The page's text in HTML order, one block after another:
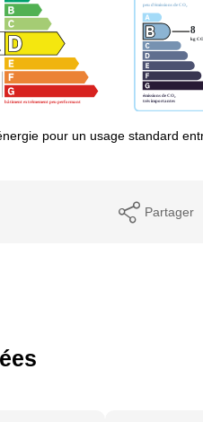
pour un usage standard
Partager